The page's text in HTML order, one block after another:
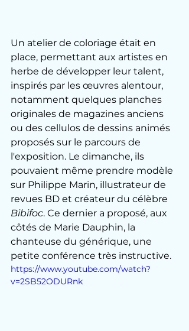
Un atelier de coloriage était en
place, permettant aux artistes en
herbe de développer leur talent,
inspirés par les œuvres alentour,
notamment quelques planches
originales de magazines anciens
ou des cellulos de dessins animés
proposés sur le parcours de
l'exposition. Le dimanche, ils
pouvaient même prendre modèle
sur Philippe Marin, illustrateur de
revues BD et créateur du célèbre
Bibifoc. Ce dernier a proposé, aux
côtés de Marie Dauphin, la
chanteuse du générique, une
petite conférence très instructive.
https://www.youtube.com/watch?
v=2SB52ODURnk